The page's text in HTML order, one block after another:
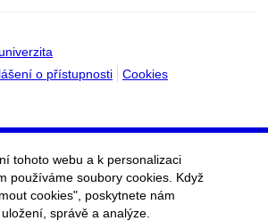
o přístupnosti Cookies
tohoto webu a k personalizaci
používáme soubory cookies. Když
cookies", poskytnete nám
správě a analýze.